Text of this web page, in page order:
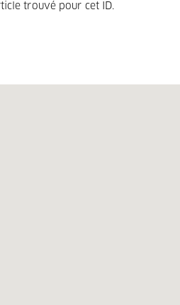
trouvé pour cet ID.